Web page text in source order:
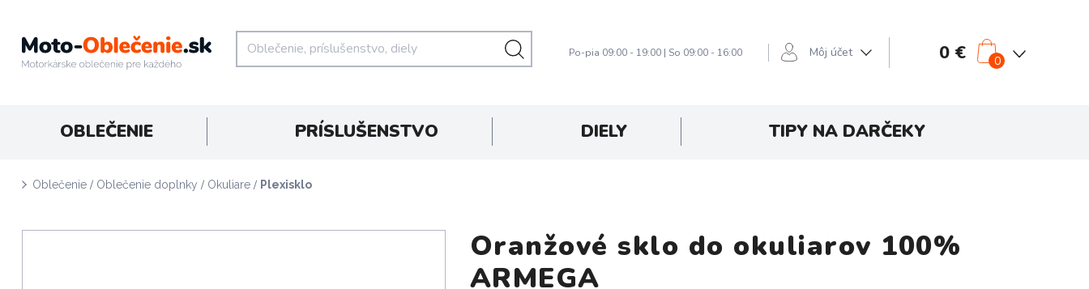
Po-pia 09:00 - 19:00 | So 09:00 - 16:00 Môj účet 0 € 0
OBLEČENIE PRÍSLUŠENSTVO DIELY TIPY NA DARČEKY
Oblečenie / Oblečenie doplnky / Okuliare / Plexisklo
Oranžové sklo do okuliarov 100%
ARMEGA